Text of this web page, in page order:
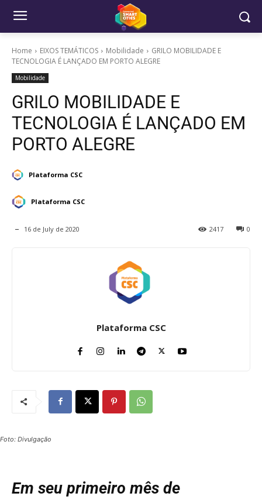
Home EIXOS TEMÁTICOS Mobilidade
GRILO MOBILIDADE E
TECNOLOGIA É LANÇADO EM PORTO ALEGRE
Mobilidade
GRILO MOBILIDADE E
TECNOLOGIA É LANÇADO EM
PORTO ALEGRE
Plataforma CSC
Plataforma CSC
16 de July de 2020 0
2417
Plataforma CSC
Foto: Divulgação
Em seu primeiro mês de